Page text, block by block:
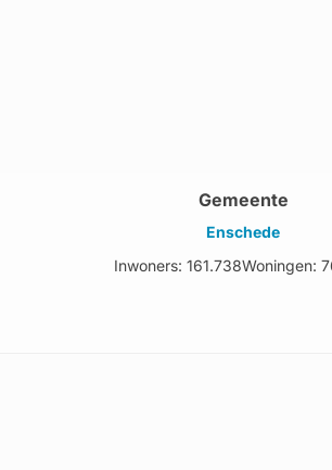
Gemeente
Enschede
Inwoners: 161.738Woningen: